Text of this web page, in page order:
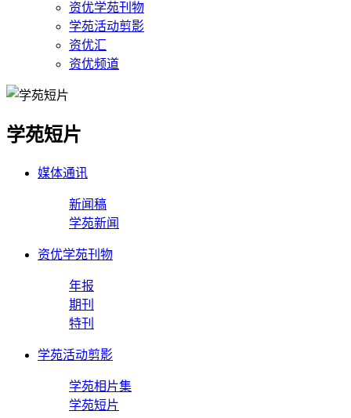
资优学苑刊物
学苑活动剪影
资优汇
资优频道
学苑短片
媒体通讯
新闻稿
学苑新闻
资优学苑刊物
年报
期刊
特刊
学苑活动剪影
学苑相片集
学苑短片